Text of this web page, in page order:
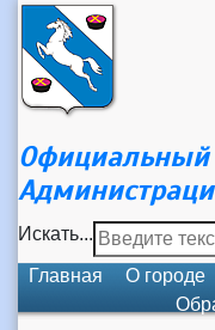
Официальный
Искать...
Главная
О городе